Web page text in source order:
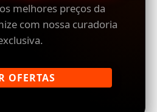
melhores preços da
com nossa curadoria
OFERTAS